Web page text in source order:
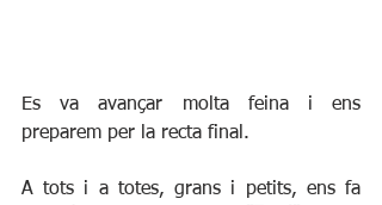
Es va avançar molta feina i ens
preparem per la recta final.
A tots i a totes, grans i petits, ens fa